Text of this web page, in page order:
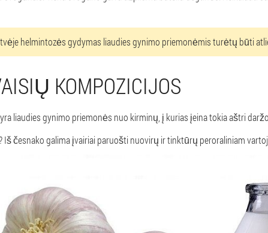
helmintozės gydymas liaudies gynimo priemonėmis turėtų būti
KOMPOZICIJOS
liaudies gynimo priemonės nuo kirminų, į kurias įeina tokia aštri
Iš česnako galima įvairiai paruošti nuovirų ir tinktūrų peroraliniam